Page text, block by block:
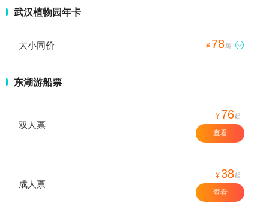
武汉植物园年卡
大小同价 ¥ 78起 
东湖游船票
双人票
¥ 76起
查看
成人票
¥38起
查看